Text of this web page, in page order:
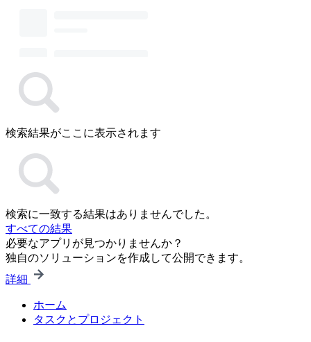
検索結果がここに表示されます
検索に一致する結果はありませんでした。
すべての結果
必要なアプリが見つかりませんか？
独自のソリューションを作成して公開できます。
詳細
ホーム
タスクとプロジェクト